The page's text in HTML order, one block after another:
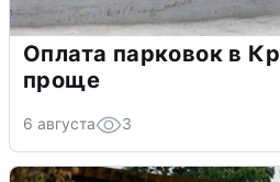
Оплата парковок в
проще
6 августа 3